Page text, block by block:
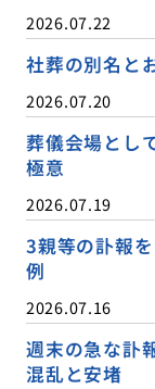
2026.07.22
社葬の別名と
2026.07.20
葬儀会場とし
極意
2026.07.19
3親等の訃報
例
2026.07.16
週末の急な訃
混乱と安堵